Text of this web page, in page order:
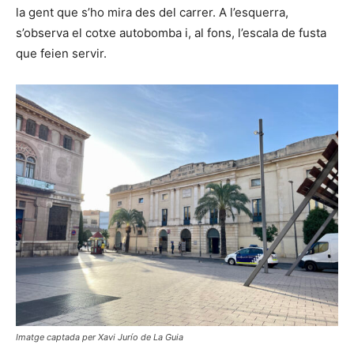
la gent que s’ho mira des del carrer. A l’esquerra,
s’observa el cotxe autobomba i, al fons, l’escala de fusta
que feien servir.
Imatge captada per Xavi Jurío de La Guia